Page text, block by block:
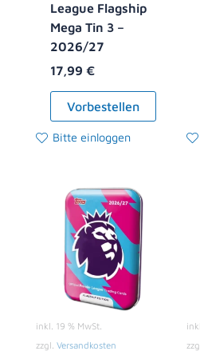
League Flagship
Mega Tin 3 –
2026/27
17,99 €
Vorbestellen
Bitte einloggen
inkl. 19 % MwSt.
zzgl. Versandkosten